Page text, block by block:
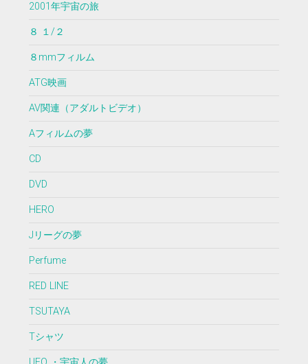
2001年宇宙の旅
８ １/２
８mmフィルム
ATG映画
AV関連（アダルトビデオ）
Aフィルムの夢
CD
DVD
HERO
Jリーグの夢
Perfume
RED LINE
TSUTAYA
Tシャツ